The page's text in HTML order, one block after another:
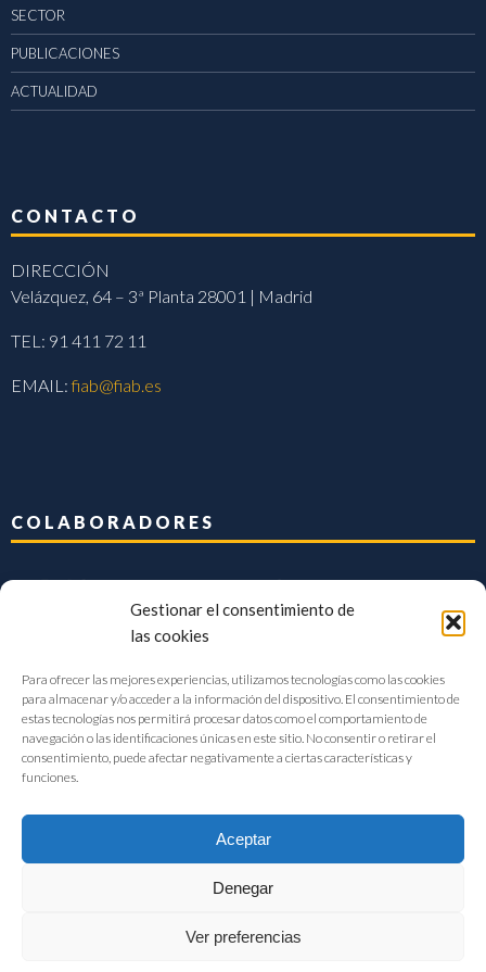
Gestionar el consentimiento de
las cookies
Para ofrecer las mejores experiencias, utilizamos tecnologías como las cookies
para almacenar y/o acceder a la información del dispositivo. El consentimiento de
estas tecnologías nos permitirá procesar datos como el comportamiento de
navegación o las identificaciones únicas en este sitio. No consentir o retirar el
consentimiento, puede afectar negativamente a ciertas características y
funciones.
Aceptar
Denegar
Ver preferencias
SECTOR
PUBLICACIONES
ACTUALIDAD
CONTACTO
DIRECCIÓN
Velázquez, 64 – 3ª Planta 28001 | Madrid
TEL: 91 411 72 11
EMAIL:fiab@fiab.es
COLABORADORES
FIAB Federación Española de Industrias de la Alimentación y Bebidas